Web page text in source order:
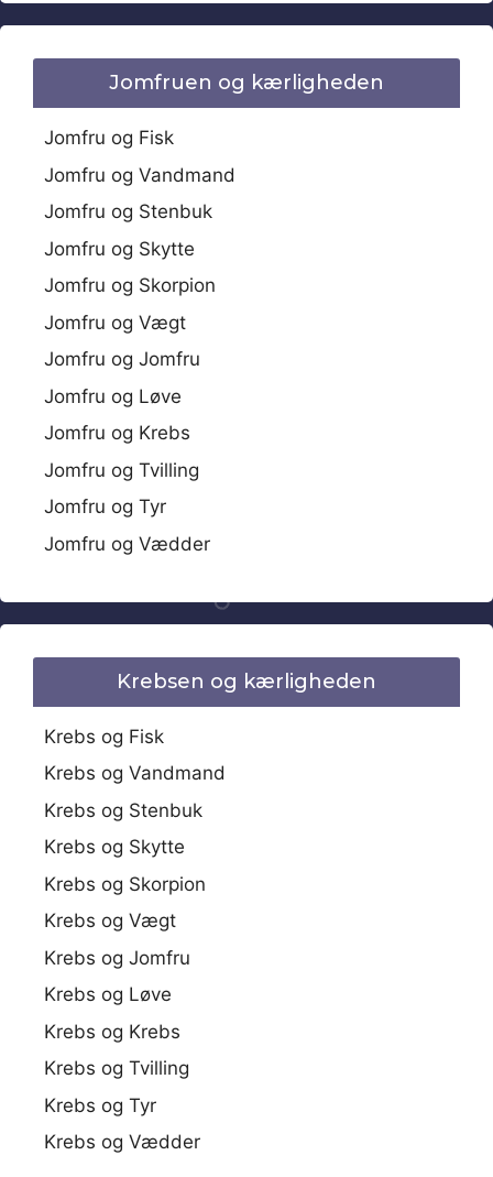
Jomfruen og kærligheden
Jomfru og Fisk
Jomfru og Vandmand
Jomfru og Stenbuk
Jomfru og Skytte
Jomfru og Skorpion
Jomfru og Vægt
Jomfru og Jomfru
Jomfru og Løve
Jomfru og Krebs
Jomfru og Tvilling
Jomfru og Tyr
Jomfru og Vædder
Krebsen og kærligheden
Krebs og Fisk
Krebs og Vandmand
Krebs og Stenbuk
Krebs og Skytte
Krebs og Skorpion
Krebs og Vægt
Krebs og Jomfru
Krebs og Løve
Krebs og Krebs
Krebs og Tvilling
Krebs og Tyr
Krebs og Vædder